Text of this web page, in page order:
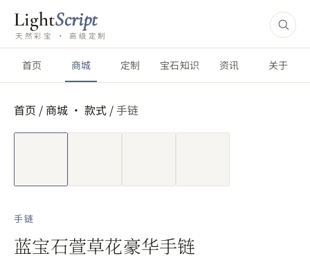
LightScript
天然彩宝 · 高级定制
首页 商城 定制 宝石知识 资讯 关于
首页 / 商城 · 款式 /手链
短视频
手链
蓝宝石萱草花豪华手链